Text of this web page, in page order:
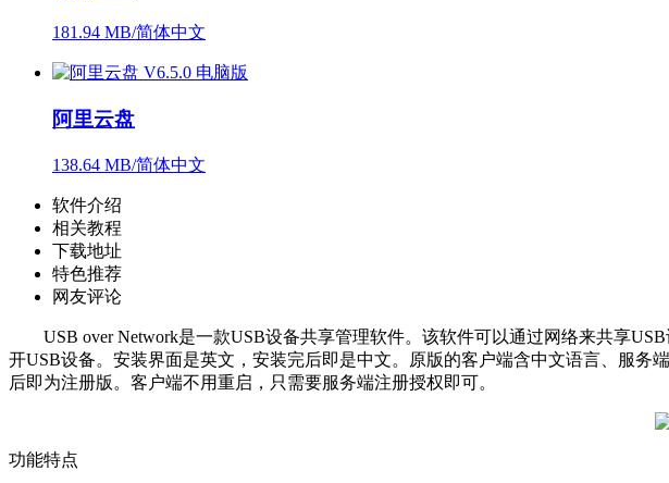
181.94 MB/简体中文
阿里云盘
138.64 MB/简体中文
软件介绍
相关教程
下载地址
特色推荐
网友评论
USB over Network是一款USB设备共享管理软件。该软件可以通过网络来共享
开USB设备。安装界面是英文，安装完后即是中文。原版的客户端含中文语言、服
后即为注册版。客户端不用重启，只需要服务端注册授权即可。
功能特点